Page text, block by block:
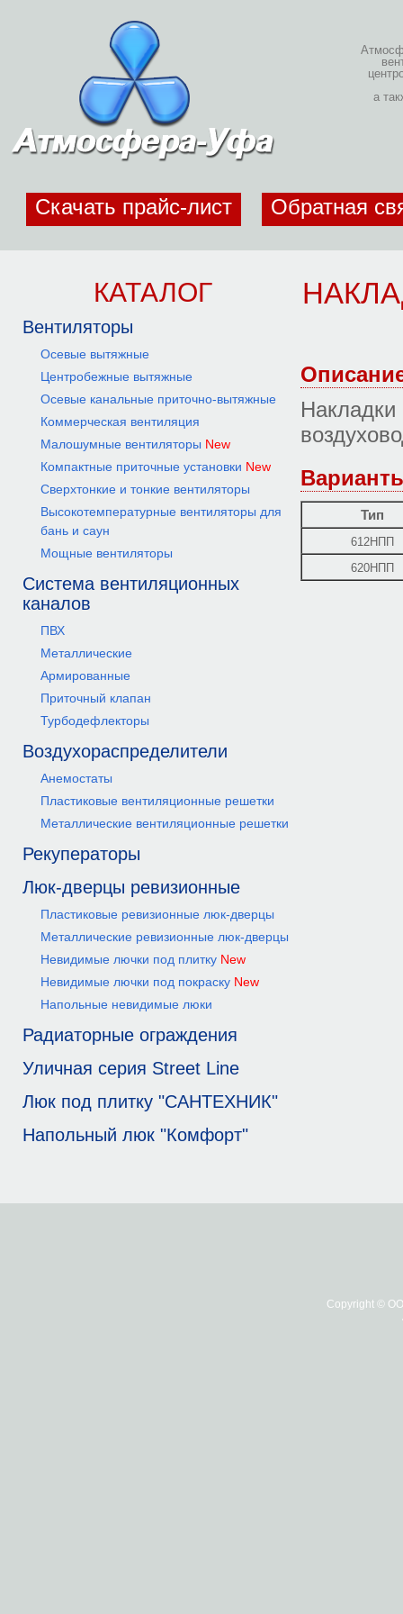
а
Скачать прайс-лист Обратная
КАТАЛОГ
Вентиляторы
Осевые вытяжные
Центробежные вытяжные
Осевые канальные приточно-вытяжные
Коммерческая вентиляция
Малошумные вентиляторы New
Компактные приточные установки New
Сверхтонкие и тонкие вентиляторы
Высокотемпературные вентиляторы для
бань и саун
Мощные вентиляторы
Система вентиляционных
каналов
ПВХ
Металлические
Армированные
Приточный клапан
Турбодефлекторы
Воздухораспределители
Анемостаты
Пластиковые вентиляционные решетки
Металлические вентиляционные решетки
Рекуператоры
Люк-дверцы ревизионные
Пластиковые ревизионные люк-дверцы
Металлические ревизионные люк-дверцы
Невидимые лючки под плитку New
Невидимые лючки под покраску New
Напольные невидимые люки
Радиаторные ограждения
Уличная серия Street Line
Люк под плитку "САНТЕХНИК"
Напольный люк "Комфорт"
Тип
612НПП
620НПП
Copyright ©